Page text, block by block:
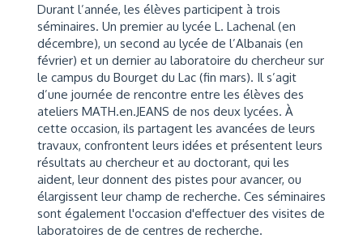
Durant l’année, les élèves participent à trois
séminaires. Un premier au lycée L. Lachenal (en
décembre), un second au lycée de l’Albanais (en
février) et un dernier au laboratoire du chercheur sur
le campus du Bourget du Lac (fin mars). Il s’agit
d’une journée de rencontre entre les élèves des
ateliers MATH.en.JEANS de nos deux lycées. À
cette occasion, ils partagent les avancées de leurs
travaux, confrontent leurs idées et présentent leurs
résultats au chercheur et au doctorant, qui les
aident, leur donnent des pistes pour avancer, ou
élargissent leur champ de recherche. Ces séminaires
sont également l'occasion d'effectuer des visites de
laboratoires de de centres de recherche.